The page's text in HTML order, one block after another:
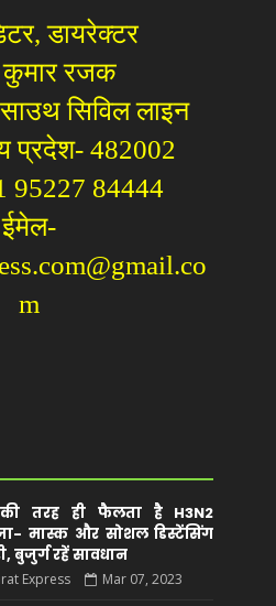
डायरेक्टर
रजक
सिविल लाइन
प्रदेश- 482002
95227 84444
ईमेल-
m
तरह ही फैलता है H3N2
मास्क और सोशल डिस्टेंसिंग
बुजुर्ग रहें सावधान
Express Mar 07, 2023